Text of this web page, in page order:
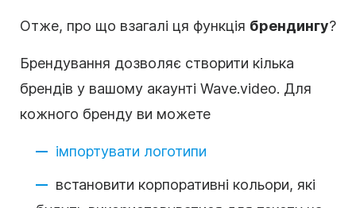
Отже, про що взагалі ця функція брендингу?
Брендування дозволяє створити кілька
брендів у вашому акаунті Wave.video. Для
кожного бренду ви можете
імпортувати логотипи
встановити корпоративні кольори, які